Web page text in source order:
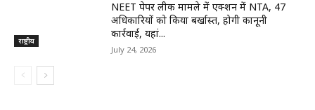
राष्ट्रीय
NEET पेपर लीक मामले में एक्शन में NTA, 47
अधिकारियों को किया बर्खास्त, होगी कानूनी
कार्रवाई, यहां...
July 24, 2026